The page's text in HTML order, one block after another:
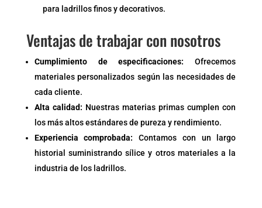
para ladrillos finos y decorativos.
Ventajas de trabajar con nosotros
Cumplimiento de especificaciones: Ofrecemos
materiales personalizados según las necesidades de
cada cliente.
Alta calidad: Nuestras materias primas cumplen con
los más altos estándares de pureza y rendimiento.
Experiencia comprobada: Contamos con un largo
historial suministrando sílice y otros materiales a la
industria de los ladrillos.